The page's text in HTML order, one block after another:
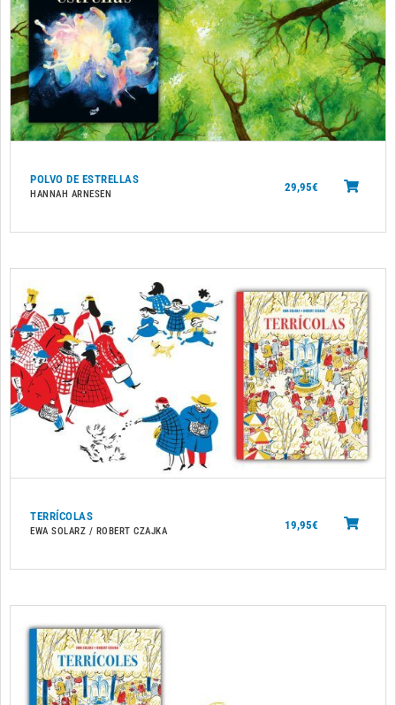
POLVO DE ESTRELLAS
HANNAH ARNESEN 29,95€
TERRÍCOLAS
EWA SOLARZ / ROBERT CZAJKA 19,95€